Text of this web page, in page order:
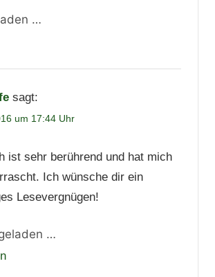
…
sagt:
um 17:44 Uhr
ist sehr berührend und hat mich
Ich wünsche dir ein
Lesevergnügen!
…